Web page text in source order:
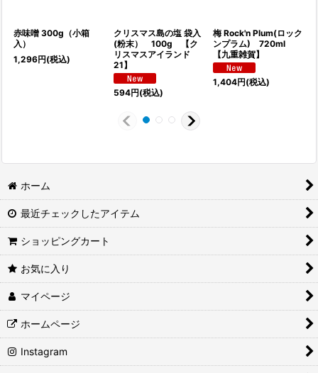
赤味噌 300g（小箱
入）
1,296円(税込)
クリスマス島の塩 袋入
(粉末） 100g 【ク
リスマスアイランド
21】
594円(税込)
梅 Rock'n Plum(ロック
ンプラム) 720ml
【九重雑賀】
1,404円(税込)
ホーム
最近チェックしたアイテム
ショッピングカート
お気に入り
マイページ
ホームページ
Instagram